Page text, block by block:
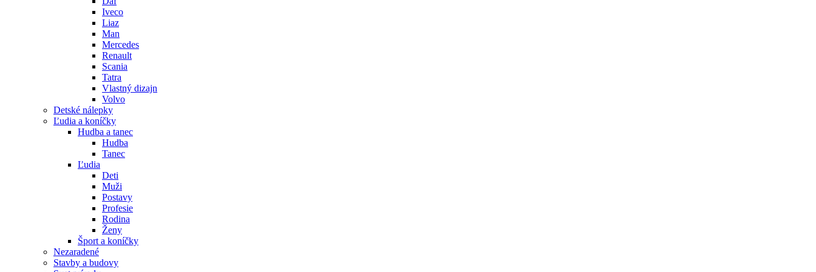
Iveco
Liaz
Man
Mercedes
Renault
Scania
Tatra
Vlastný dizajn
Volvo
Detské nálepky
Ľudia a koníčky
Hudba a tanec
Hudba
Tanec
Ľudia
Deti
Muži
Postavy
Profesie
Rodina
Ženy
Šport a koníčky
Nezaradené
Stavby a budovy